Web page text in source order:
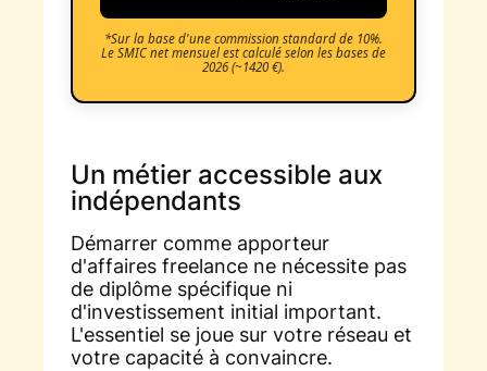
*Sur la base d'une commission standard de 10%.
Le SMIC net mensuel est calculé selon les bases de
2026 (~1420 €).
Un métier accessible aux
indépendants
Démarrer comme apporteur
d'affaires freelance ne nécessite pas
de diplôme spécifique ni
d'investissement initial important.
L'essentiel se joue sur votre réseau et
votre capacité à convaincre.